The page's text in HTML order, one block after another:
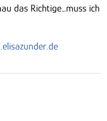
das Richtige…muss ich